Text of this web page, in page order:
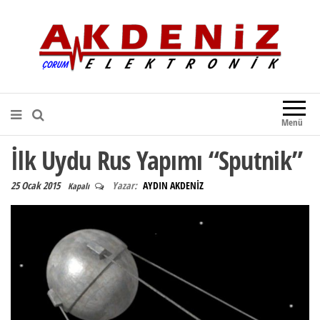
Akdeniz Elektronik
Teknik Destek, Kaliteli Hizmet |
Çorum Elektronik Firması
Menü
İlk Uydu Rus Yapımı “Sputnik”
25 Ocak 2015 Kapalı Yazar: AYDIN AKDENİZ